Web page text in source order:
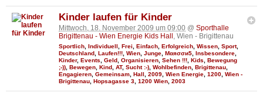
Kinder laufen für Kinder
Mittwoch, 18. November 2009 um 09:00 @ Sporthalle
Brigittenau - Wien Energie Kids Hall , Wien - Brigittenau
Sportlich Individuell Frei Einfach Erfolgreich Wissen Sport,
Deutschland Laufen!!! Wien Junge Мαяσσи5 Insbesondere
Kinder, Events Geld Organisieren Sehen !!! Kids
Bewegung
;-)) Bewegen Kind AT, Sucht :-) Wohlbefinden Brigittenau
Engagieren Gemeinsam Hall 2009 Wien Energie 1200 Wien -
Brigittenau Hopsagasse 3 1200 Wien 2003